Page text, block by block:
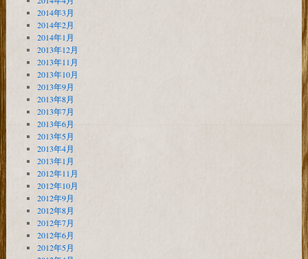
2014年3月
2014年2月
2014年1月
2013年12月
2013年11月
2013年10月
2013年9月
2013年8月
2013年7月
2013年6月
2013年5月
2013年4月
2013年1月
2012年11月
2012年10月
2012年9月
2012年8月
2012年7月
2012年6月
2012年5月